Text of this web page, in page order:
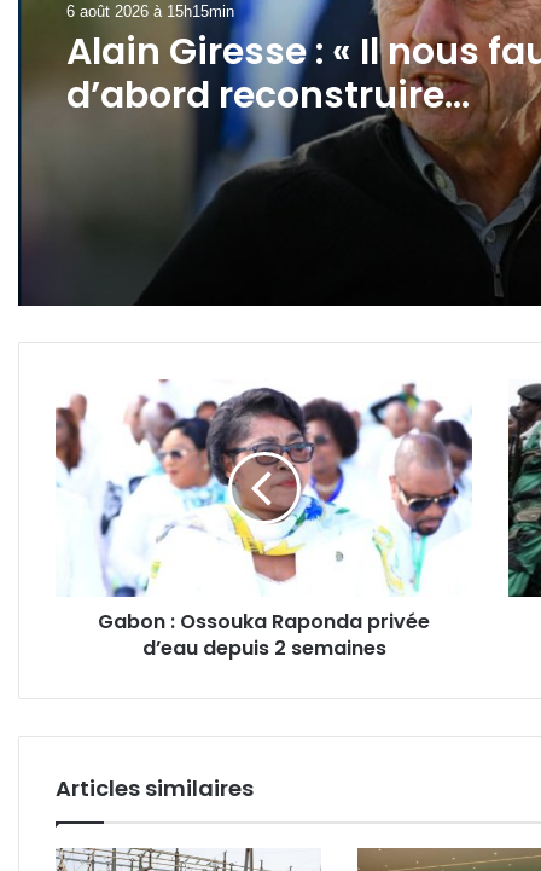
6 août 2026 à 15h15min
Alain Giresse : « Il nous
d’abord reconstruire
l’équipe nationale »
Gabon
:
Ossouka
Raponda
privée
semaines
Gabon : Ossouka Raponda privée
d’eau depuis 2 semaines
:
le
mué
en
Articles similaires